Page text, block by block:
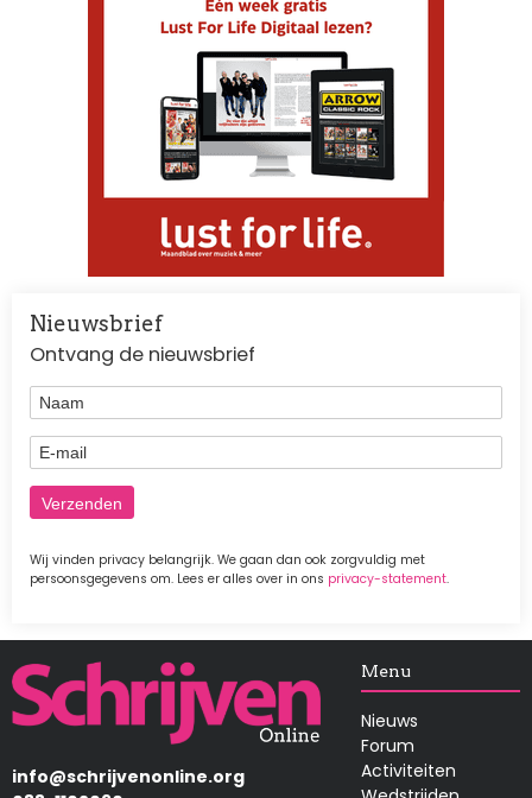
Nieuwsbrief
Ontvang de nieuwsbrief
Naam
E-mail
Wij vinden privacy belangrijk. We gaan dan ook zorgvuldig met
persoonsgegevens om. Lees er alles over in ons privacy-statement.
Afbeelding
info@schrijvenonline.org
Menu
Nieuws
Forum
Activiteiten